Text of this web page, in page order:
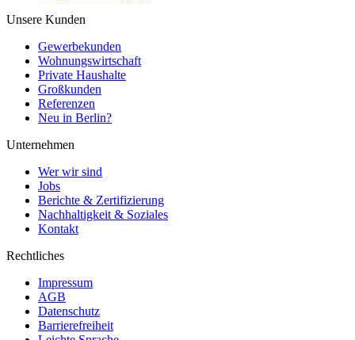
Unsere Kunden
Gewerbekunden
Wohnungswirtschaft
Private Haushalte
Großkunden
Referenzen
Neu in Berlin?
Unternehmen
Wer wir sind
Jobs
Berichte & Zertifizierung
Nachhaltigkeit & Soziales
Kontakt
Rechtliches
Impressum
AGB
Datenschutz
Barrierefreiheit